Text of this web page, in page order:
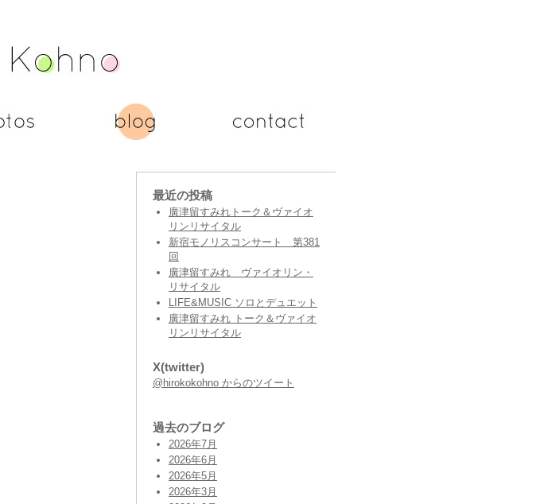
最近の投稿
廣津留すみれトーク＆ヴァイオ
リンリサイタル
新宿モノリスコンサート 第381
回
廣津留すみれ ヴァイオリン・
リサイタル
LIFE&MUSIC ソロとデュエット
廣津留すみれ トーク＆ヴァイオ
リンリサイタル
X(twitter)
@hirokokohno からのツイート
過去のブログ
2026年7月
2026年6月
2026年5月
2026年3月